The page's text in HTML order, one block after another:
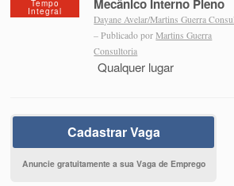
Tempo
Integral Mecânico Interno Pleno
Dayane Avelar/Martins Guerra
– Publicado porMartins Guerra
Consultoria
Qualquer lugar
Cadastrar Vaga
Anuncie gratuitamente a sua Vaga de Emprego